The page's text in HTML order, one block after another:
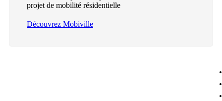
projet de mobilité résidentielle
Découvrez Mobiville